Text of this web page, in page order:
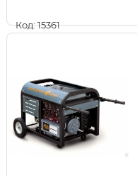
Код: 15361